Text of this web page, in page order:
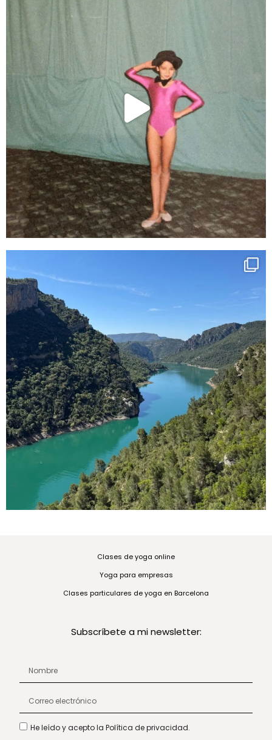
Clases de yoga online
Yoga para empresas
Clases particulares de yoga en Barcelona
Subscríbete a mi newsletter:
He leído y acepto la Política de privacidad.